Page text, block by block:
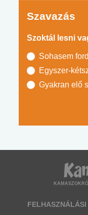
Szavazás
Szoktál lesni
Sohasem
Egyszer-
Gyakran elő